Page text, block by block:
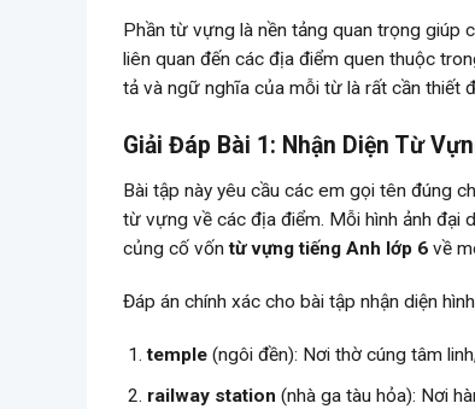
Phần từ vựng là nền tảng quan trọng giúp
liên quan đến các địa điểm quen thuộc
tả và ngữ nghĩa của mỗi từ là rất cần thiết
Giải Đáp Bài 1: Nhận Diện Từ
Bài tập này yêu cầu các em gọi tên đúng
từ vựng về các địa điểm. Mỗi hình ảnh đại
củng cố vốntừ vựng tiếng Anh lớp 6 về
Đáp án chính xác cho bài tập nhận diện
temple (ngôi đền): Nơi thờ cúng tâm
railway station (nhà ga tàu hỏa): Nơi